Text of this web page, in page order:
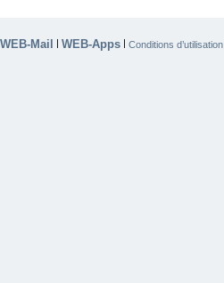
WEB-Mail | WEB-Apps | Conditions d’utilisation